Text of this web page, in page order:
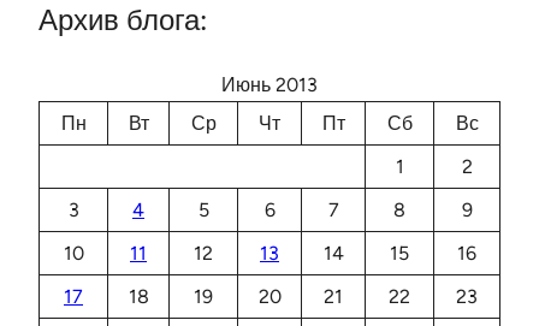
Архив блога:
Июнь 2013
Пн
Вт Ср Чт Пт Сб
Вс
1
2
3
4 5 6 7 8
9
10
11 12 13 14 15
16
17
18 19 20 21 22
23